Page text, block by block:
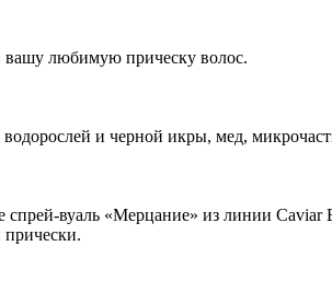
вашу любимую прическу волос.
и черной икры, мед,
вуаль «Мерцание» из линии
прически.